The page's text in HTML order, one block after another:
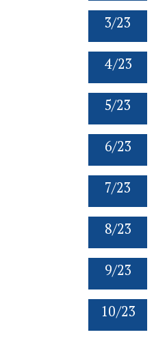
3/23
4/23
5/23
6/23
7/23
8/23
9/23
10/23